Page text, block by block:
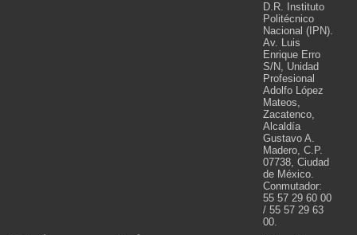
D.R. Instituto
Politécnico
Nacional (IPN).
Av. Luis
Enrique Erro
S/N, Unidad
Profesional
Adolfo López
Mateos,
Zacatenco,
Alcaldía
Gustavo A.
Madero, C.P.
07738, Ciudad
de México.
Conmutador:
55 57 29 60 00
/ 55 57 29 63
00.